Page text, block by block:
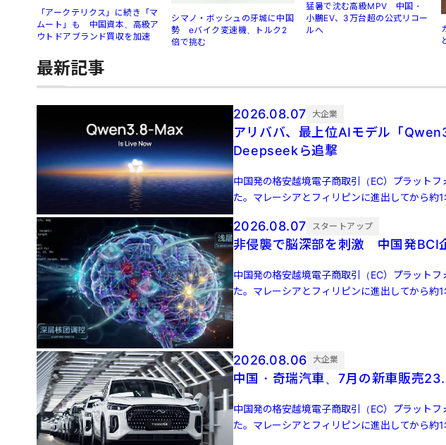
「アークテリクス」に続き「マ
ムート」も 中国資本、高級ア
ウトドアブランド買収を加速
シマノ・ボッシュの牙城に中国
勢 eバイク変速機、トルク2
倍で挑む
猛暑で沈む高級MPV 中国・
小鵬EV、3万台超の公式リコー
ルへ
最新記事
2026.08.07 大企業
アリババ、最上位AIモデル「
Deepseekら追撃
中国発の格安越境電子商取引（EC）プラット
た。マレーシアとフィリピンに進出してから約
9月に米国でサービ […]
2026.08.07 スタートアップ
非侵襲で脳深部を刺激 中国発BCI
中国発の格安越境電子商取引（EC）プラット
た。マレーシアとフィリピンに進出してから約
9月に米国でサービ […]
2026.08.06 大企業
中国・奇瑞汽車、7月の新車販売
中国発の格安越境電子商取引（EC）プラット
た。マレーシアとフィリピンに進出してから